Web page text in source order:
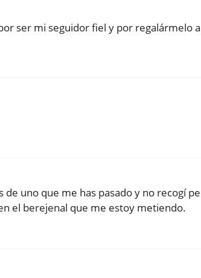
ser mi seguidor fiel y por regalármelo
de uno que me has pasado y no recogí
el berejenal que me estoy metiendo.